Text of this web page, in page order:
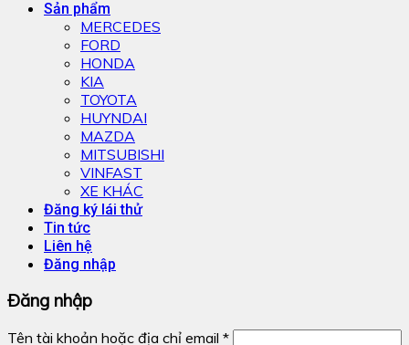
Sản phẩm
MERCEDES
FORD
HONDA
KIA
TOYOTA
HUYNDAI
MAZDA
MITSUBISHI
VINFAST
XE KHÁC
Đăng ký lái thử
Tin tức
Liên hệ
Đăng nhập
Đăng nhập
Tên tài khoản hoặc địa chỉ email *